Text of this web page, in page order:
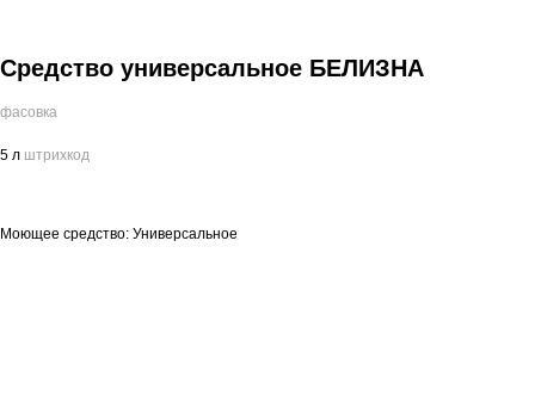
Средство универсальное БЕЛИЗНА
фасовка
5 л штрихкод
Моющее средство: Универсальное